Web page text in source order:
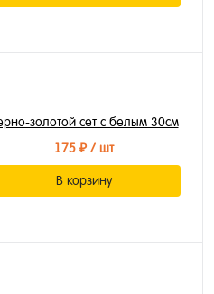
золотой сет с белым 30см
175 ₽/ шт
В корзину